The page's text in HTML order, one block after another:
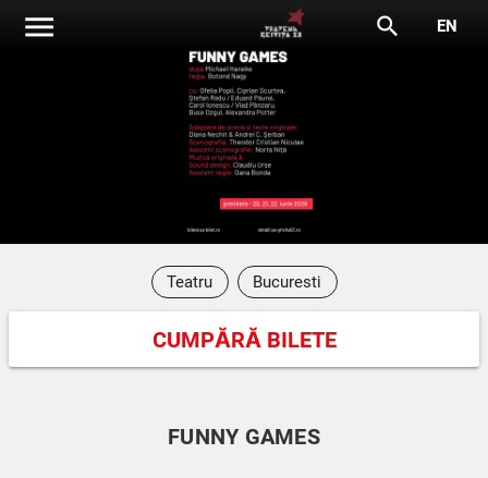
menu search EN
Teatru Bucuresti
CUMPĂRĂ BILETE
FUNNY GAMES